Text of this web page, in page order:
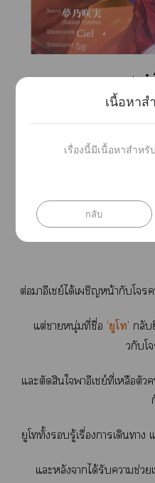
✦ค
เพื่อจำนวน
ทำให้‘อีเชย์’ต้อง
จึงทำให้เาต้องสู
ต่อมาอีเชย์ได้เผชิญหน้ากับโ
แต่าหนุ่มที่ชื่อ ‘ยูโ’ กลับ
วกับโ
แะตัดสินใาอีเชย์ที่เหลือตัว
ยูโทั้งรู้เรื่องาเดินา
แะหลังาได้รับาช่ว
เนื้อหา
เรื่องนี้มีเนื้อหาสำห
กลับ